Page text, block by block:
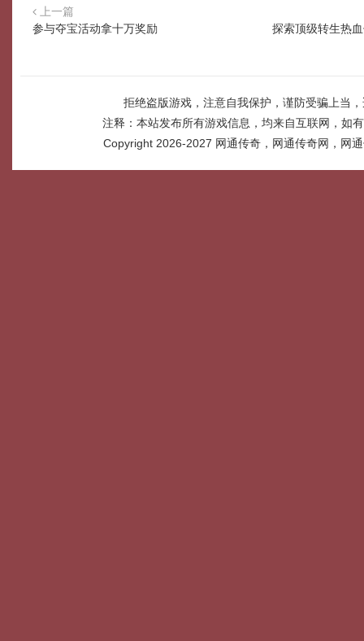
上一篇
参与夺宝活动拿十万奖励
探索顶级转生热
拒绝盗版游戏，注意自我保护，谨防受骗上当
注释：本站发布所有游戏信息，均来自互联网，如
Copyright 2026-2027 网通传奇，网通传奇网，网